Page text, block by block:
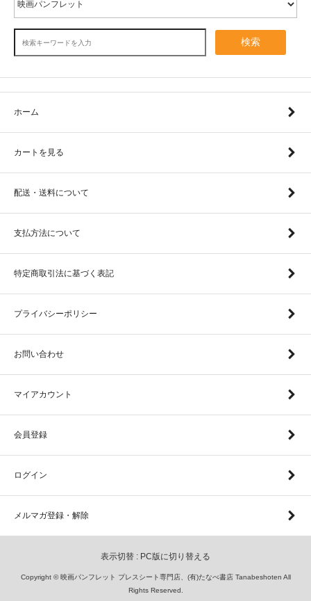
検索
ホーム
カートを見る
配送・送料について
支払方法について
特定商取引法に基づく表記
プライバシーポリシー
お問い合わせ
マイアカウント
会員登録
ログイン
メルマガ登録・解除
表示切替 : PC版に切り替える
Copyright © 映画パンフレット プレスシート専門店、(有)たなべ書店 Tanabeshoten All
Rights Reserved.